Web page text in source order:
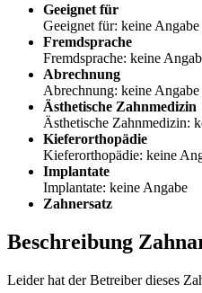
Geeignet für
Geeignet für: keine Angabe
Fremdsprache
Fremdsprache: keine
Abrechnung
Abrechnung: keine Angabe
Ästhetische Zahnmedizin
Ästhetische Zahnmedizin:
Kieferorthopädie
Kieferorthopädie: keine
Implantate
Implantate: keine Angabe
Zahnersatz
Beschreibung
Leider hat der Betreiber dieses